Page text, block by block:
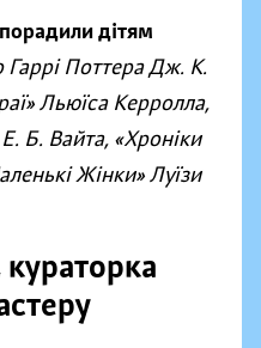
дітям
Гаррі Поттера Дж. К.
Льюїса Керролла,
Б. Вайта, «Хроніки
Жінки» Луїзи